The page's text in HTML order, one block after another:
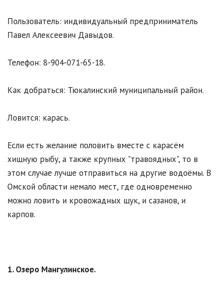
Пользователь: индивидуальный предприниматель
Павел Алексеевич Давыдов.
Телефон: 8-904-071-65-18.
Как добраться: Тюкалинский муниципальный район.
Ловится: карась.
Если есть желание половить вместе с карасём
хищную рыбу, а также крупных "травоядных", то в
этом случае лучше отправиться на другие водоёмы. В
Омской области немало мест, где одновременно
можно ловить и кровожадных щук, и сазанов, и
карпов.
1. Озеро Мангулинское.